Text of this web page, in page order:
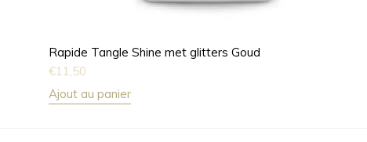
Rapide Tangle Shine met glitters Goud
€11,50
Ajout au panier